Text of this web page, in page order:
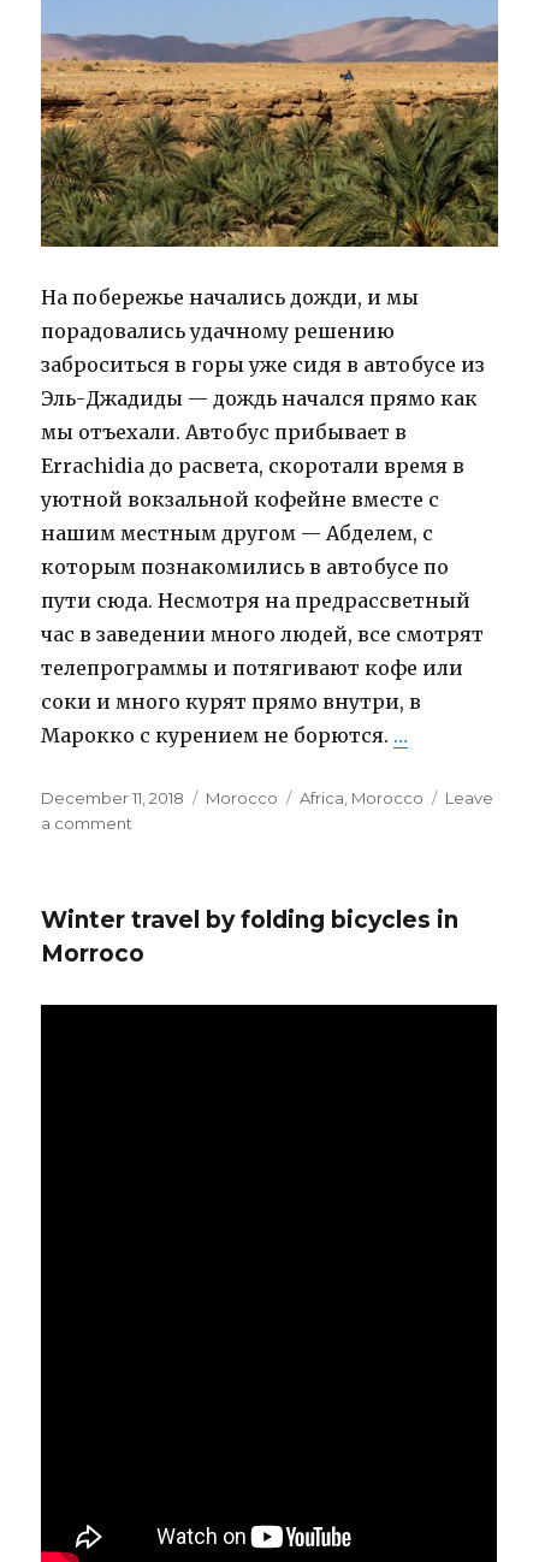
На побережье начались дожди, и мы
порадовались удачному решению
заброситься в горы уже сидя в автобусе из
Эль-Джадиды — дождь начался прямо как
мы отъехали. Автобус прибывает в
Errachidia до расвета, скоротали время в
уютной вокзальной кофейне вместе с
нашим местным другом — Абделем, с
которым познакомились в автобусе по
пути сюда. Несмотря на предрассветный
час в заведении много людей, все смотрят
телепрограммы и потягивают кофе или
соки и много курят прямо внутри, в
Марокко с курением не борются. …
Posted
on
December 11, 2018 Categories
Morocco Tags
Africa Morocco
Leave
a comment
Атласом
Winter travel by folding bicycles in
Morroco